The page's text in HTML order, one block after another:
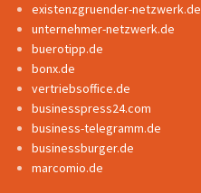
existenzgruender-netzwerk.de
unternehmer-netzwerk.de
buerotipp.de
bonx.de
vertriebsoffice.de
businesspress24.com
business-telegramm.de
businessburger.de
marcomio.de